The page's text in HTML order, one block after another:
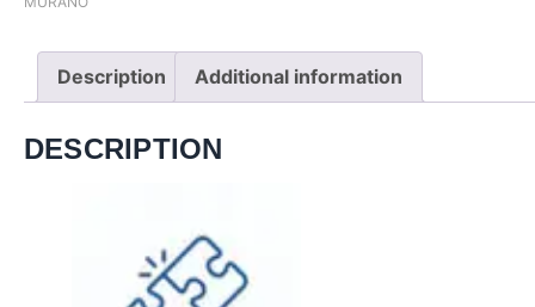
Description Additional information
DESCRIPTION